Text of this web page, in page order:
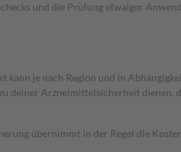
und die Prüfung etwaiger
kann je nach Region und in
deiner Arzneimittelsicherheit dienen,
übernimmt in der Regel die